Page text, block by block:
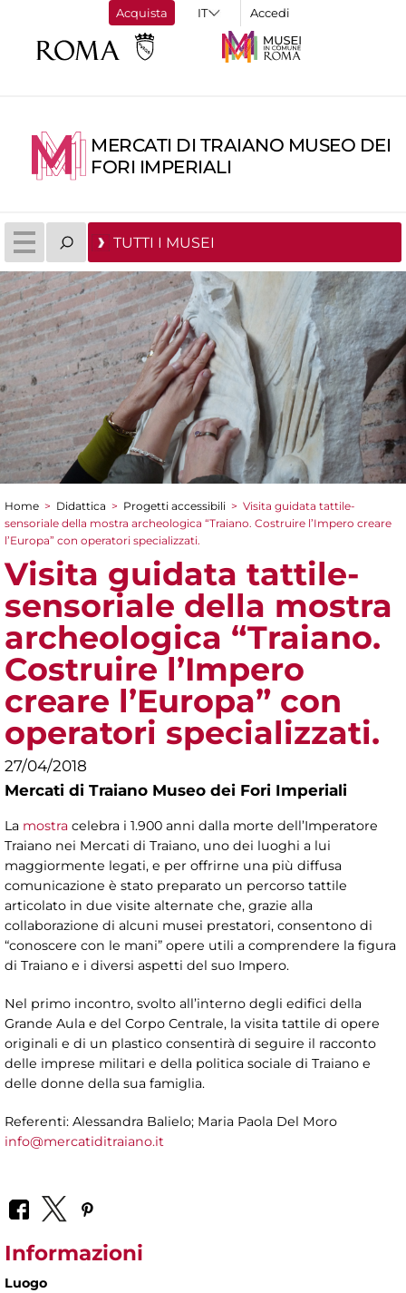
Acquista Accedi
MERCATI DI TRAIANO MUSEO DEI
FORI IMPERIALI
TUTTI I MUSEI
Tu sei qui
Home > Didattica > Progetti accessibili > Visita guidata tattile-
sensoriale della mostra archeologica “Traiano. Costruire l’Impero creare
l’Europa” con operatori specializzati.
Visita guidata tattile-
sensoriale della mostra
archeologica “Traiano.
Costruire l’Impero
creare l’Europa” con
operatori specializzati.
27/04/2018
Mercati di Traiano Museo dei Fori Imperiali
La mostra celebra i 1.900 anni dalla morte dell’Imperatore
Traiano nei Mercati di Traiano, uno dei luoghi a lui
maggiormente legati, e per offrirne una più diffusa
comunicazione è stato preparato un percorso tattile
articolato in due visite alternate che, grazie alla
collaborazione di alcuni musei prestatori, consentono di
“conoscere con le mani” opere utili a comprendere la figura
di Traiano e i diversi aspetti del suo Impero.
Nel primo incontro, svolto all’interno degli edifici della
Grande Aula e del Corpo Centrale, la visita tattile di opere
originali e di un plastico consentirà di seguire il racconto
delle imprese militari e della politica sociale di Traiano e
delle donne della sua famiglia.
Referenti: Alessandra Balielo; Maria Paola Del Moro
info@mercatiditraiano.it
Informazioni
Luogo